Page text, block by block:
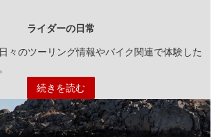
ライダーの日常
々のツーリング情報やバイク関連で体験した
続きを読む